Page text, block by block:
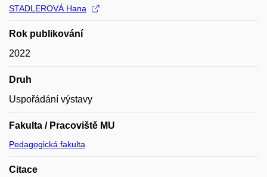
STADLEROVÁ Hana
Rok publikování
2022
Druh
Uspořádání výstavy
Fakulta / Pracoviště MU
Pedagogická fakulta
Citace